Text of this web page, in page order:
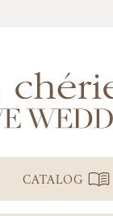
CATALOG